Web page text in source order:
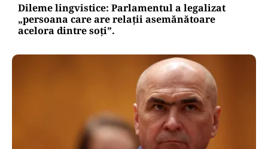
Dileme lingvistice: Parlamentul a legalizat
„persoana care are relații asemănătoare
acelora dintre soți”.